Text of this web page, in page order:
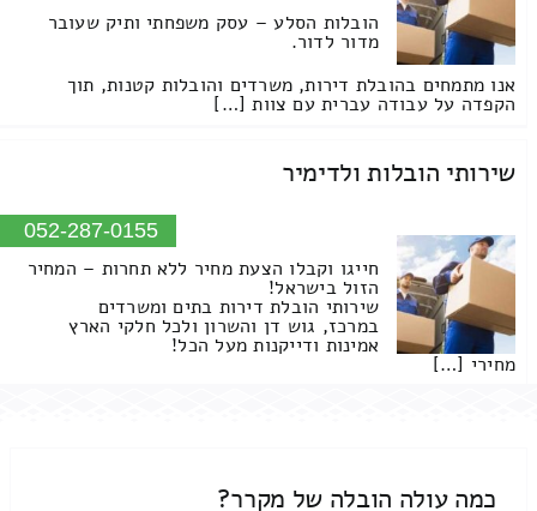
הובלות הסלע – עסק משפחתי ותיק שעובר
מדור לדור.
אנו מתמחים בהובלת דירות, משרדים והובלות קטנות, תוך
הקפדה על עבודה עברית עם צוות […]
שירותי הובלות ולדימיר
052-287-0155
חייגו וקבלו הצעת מחיר ללא תחרות – המחיר
הזול בישראל!
שירותי הובלת דירות בתים ומשרדים
במרכז, גוש דן והשרון ולכל חלקי הארץ
אמינות ודייקנות מעל הכל!
מחירי […]
כמה עולה הובלה של מקרר?